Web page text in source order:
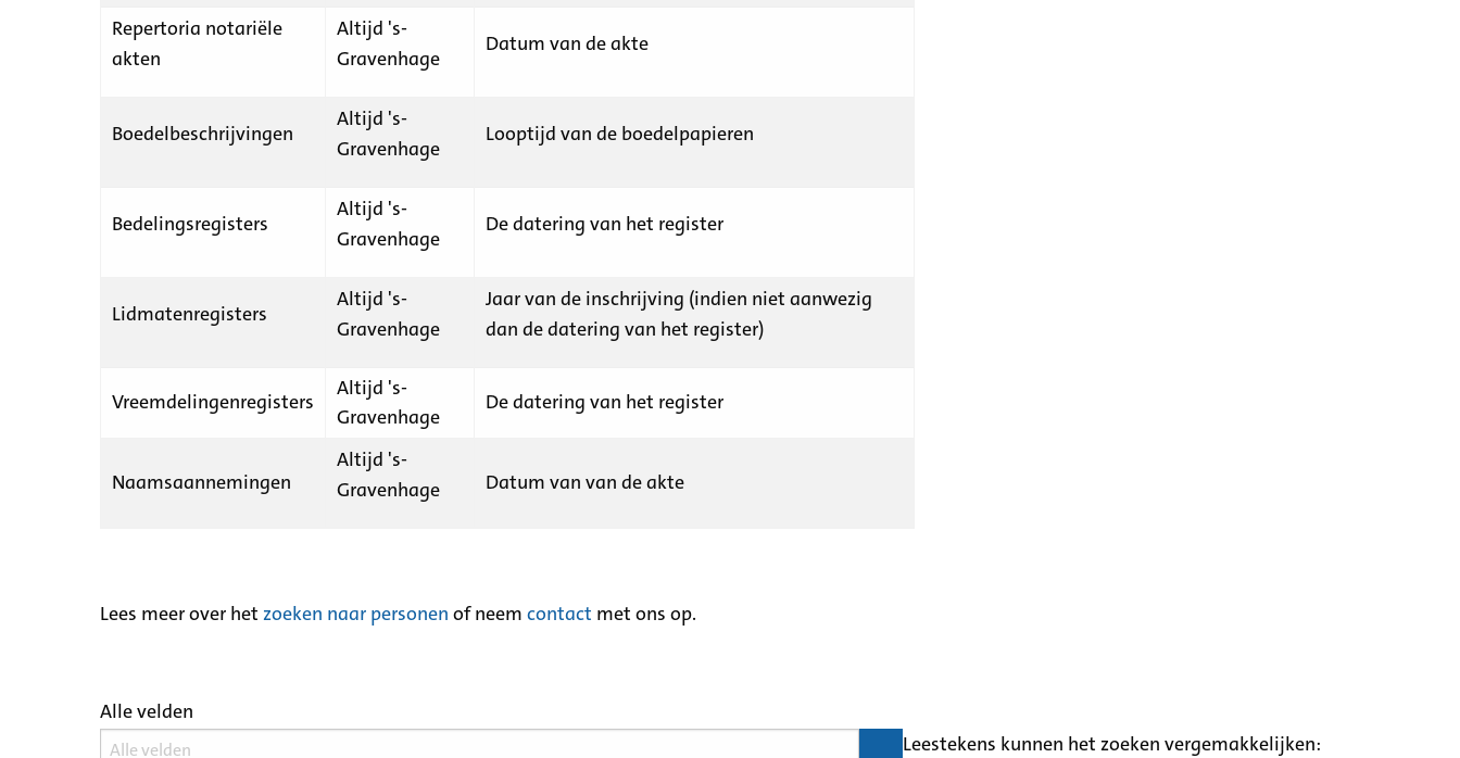
Repertoria notariële
akten
Altijd 's-
Gravenhage
Datum van de akte
Boedelbeschrijvingen
Altijd 's-
Gravenhage
Looptijd van de boedelpapieren
Bedelingsregisters
Altijd 's-
Gravenhage
De datering van het register
Lidmatenregisters
Altijd 's-
Gravenhage
Jaar van de inschrijving (indien niet aanwezig
dan de datering van het register)
Vreemdelingenregisters
Altijd 's-
Gravenhage
De datering van het register
Naamsaannemingen
Altijd 's-
Gravenhage
Datum van van de akte
Lees meer over het zoeken naar personen of neem contact met ons op.
Alle velden
Leestekens kunnen het zoeken vergemakkelijken: